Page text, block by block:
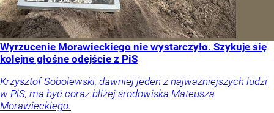
Wyrzucenie Morawieckiego nie wystarczyło. Szykuje się
kolejne głośne odejście z PiS
Krzysztof Sobolewski, dawniej jeden z najważniejszych ludzi
w PiS, ma być coraz bliżej środowiska Mateusza
Morawieckiego.